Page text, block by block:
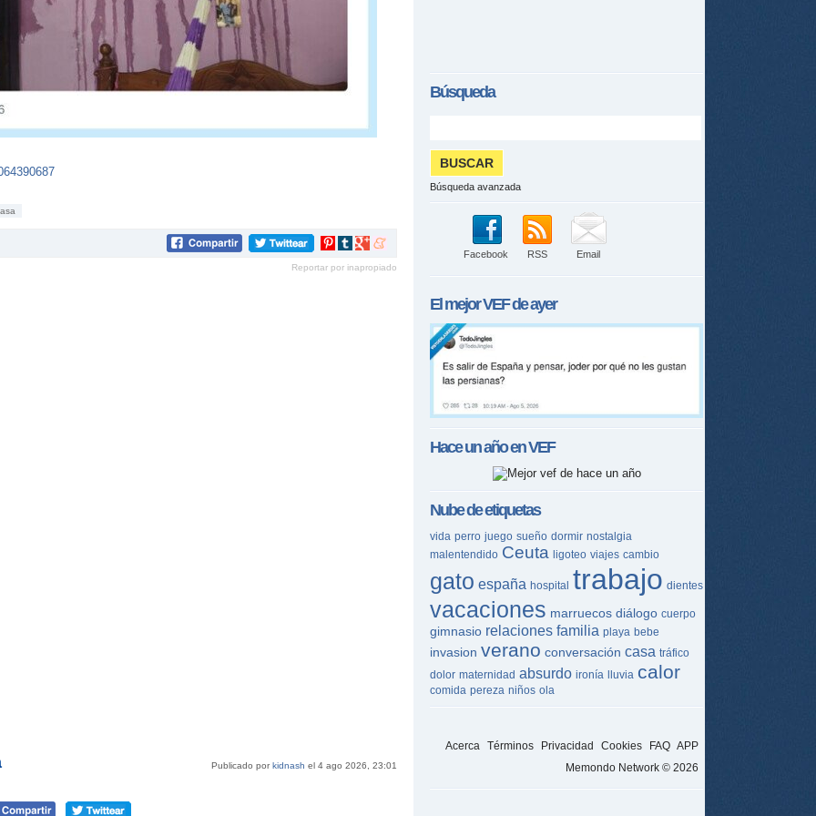
Compartir
Pinterest
Compartir
tumblr
Compartir
Google+
Compartir
meneame
Reportar por inapropiado
Publicado porkidnash el 4 ago 2026, 23:01
Búsqueda
Búsqueda avanzada
Facebook RSS Email
El mejorVEFde ayer
Hace un año enVEF
Nube de etiquetas
vida perro juego sueño dormir nostalgia
malentendido Ceuta ligoteo viajes cambio
gato españa hospital trabajo dientes
vacaciones marruecos diálogo cuerpo
gimnasio relaciones familia playa bebe
invasion verano conversación casa tráfico
dolor maternidad absurdo ironía lluvia calor
comida pereza niños ola
Acerca Términos Privacidad Cookies FAQ APP
Memondo Network © 2026